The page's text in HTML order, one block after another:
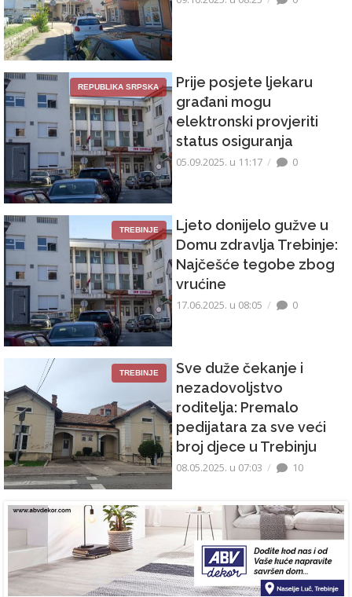
REPUBLIKA SRPSKA
Prije posjete ljekaru
građani mogu
elektronski provjeriti
status osiguranja
05.09.2025. u 11:17 0
TREBINJE
Ljeto donijelo gužve u
Domu zdravlja Trebinje:
Najčešće tegobe zbog
vrućine
17.06.2025. u 08:05 0
TREBINJE
Sve duže čekanje i
nezadovoljstvo
roditelja: Premalo
pedijatara za sve veći
broj djece u Trebinju
08.05.2025. u 07:03 10